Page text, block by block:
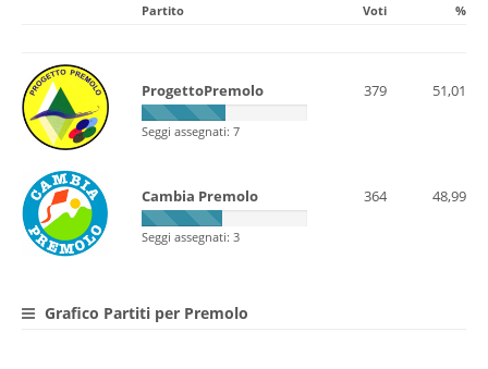
Partito Voti %
ProgettoPremolo
Seggi assegnati: 7
379 51,01
Cambia Premolo
Seggi assegnati: 3
364 48,99
Grafico Partiti per Premolo